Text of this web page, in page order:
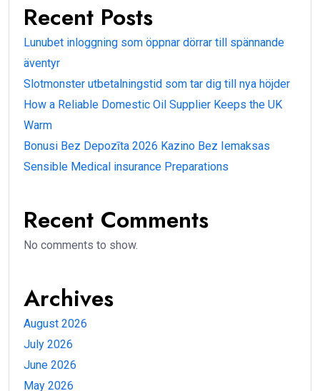
Recent Posts
Lunubet inloggning som öppnar dörrar till spännande
äventyr
Slotmonster utbetalningstid som tar dig till nya höjder
How a Reliable Domestic Oil Supplier Keeps the UK
Warm
Bonusi Bez Depozīta 2026 Kazino Bez Iemaksas
Sensible Medical insurance Preparations
Recent Comments
No comments to show.
Archives
August 2026
July 2026
June 2026
May 2026